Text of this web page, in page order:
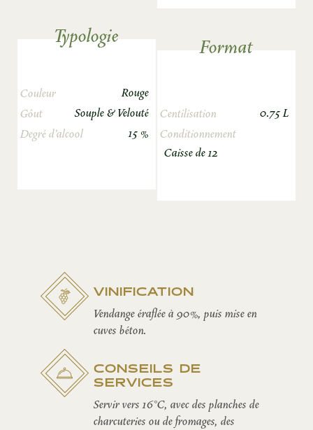
Typologie
Couleur
Rouge
Gôut
Souple & Velouté
Degré d’alcool
15 %
Format
Centilisation
0.75 L
Conditionnement
Caisse de 12
VINIFICATION
Vendange éraflée à 90%, puis mise en
cuves béton.
CONSEILS DE
SERVICES
Servir vers 16°C, avec des planches de
charcuteries ou de fromages, des